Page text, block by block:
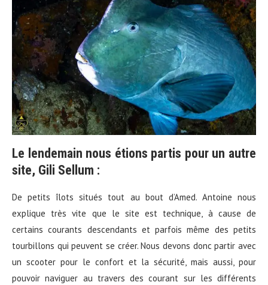
Le lendemain nous étions partis pour un autre
site, Gili Sellum :
De petits îlots situés tout au bout d’Amed. Antoine nous
explique très vite que le site est technique, à cause de
certains courants descendants et parfois même des petits
tourbillons qui peuvent se créer. Nous devons donc partir avec
un scooter pour le confort et la sécurité, mais aussi, pour
pouvoir naviguer au travers des courant sur les différents